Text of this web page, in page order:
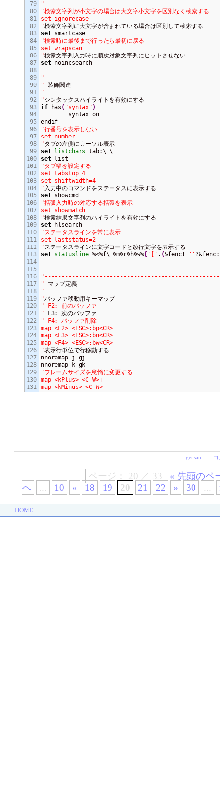
79
80
81
82
83
84
85
86
87
88
89
90
91
92
93
94
95
96
97
98
99
100
101
102
103
104
105
106
107
108
109
110
111
112
113
114
115
116
117
118
119
120
121
122
123
124
125
126
127
128
129
130
"
"検索文字列が小文字の場合は大文字小文字を区別なく検索する
set ignorecase
"
set
"検索時に最後まで行ったら最初に戻る
set wrapscan
"
set noincsearch
"
"
"
if has ( "syntax" )
"行番号を表示しない
set number
"
set
listchars=
set
"タブ幅を設定する
set tabstop=4
set shiftwidth=4
"
set
"括弧入力時の対応する括弧を表示
set showmatch
"
set
"ステータスラインを常に表示
set laststatus=2
"
set statusline=%<%f\ %m%r%h%w%{ '[' . (&fenc!= ''
"
"
"
バッファ移動用キーマップ
" F2: 前のバッファ
"
" F4: バッファ削除
map <F2> <ESC>:bp<CR>
map <F3> <ESC>:bn<CR>
map <F4> <ESC>:bw<CR>
"表示行単位で行移動する
nnoremap j gj
"フレームサイズを怠惰に変更する
map <kPlus> <C-W>+
map <kMinus> <C-W>-
gensan
ページ： 20 ／ 33
« 先頭のペ
へ
... 10 « 18 19 20 21 22 » 30 ...
HOME